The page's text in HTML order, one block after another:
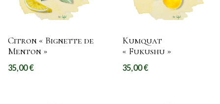
Citron « Bignette de
Menton »
35,00€
Kumquat
« Fukushu »
35,00€